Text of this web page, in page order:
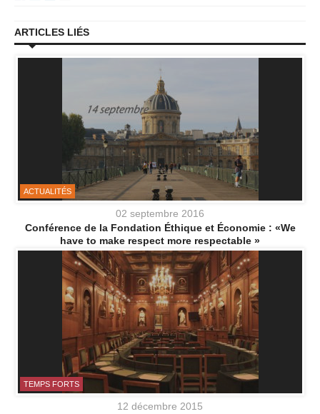
ARTICLES LIÉS
ACTUALITÉS
02 septembre 2016
Conférence de la Fondation Éthique et Économie : «We
have to make respect more respectable »
TEMPS FORTS
12 décembre 2015